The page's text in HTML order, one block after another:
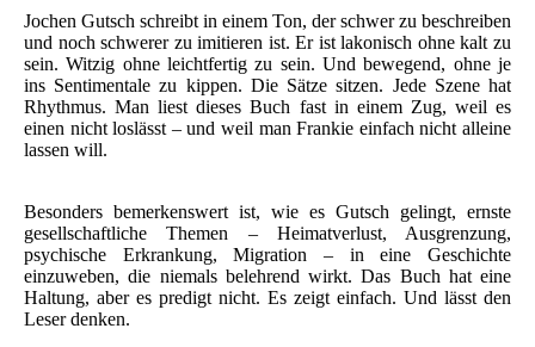
Jochen Gutsch schreibt in einem Ton, der schwer zu beschreiben
und noch schwerer zu imitieren ist. Er ist lakonisch ohne kalt zu
sein. Witzig ohne leichtfertig zu sein. Und bewegend, ohne je
ins Sentimentale zu kippen. Die Sätze sitzen. Jede Szene hat
Rhythmus. Man liest dieses Buch fast in einem Zug, weil es
einen nicht loslässt – und weil man Frankie einfach nicht alleine
lassen will.
Besonders bemerkenswert ist, wie es Gutsch gelingt, ernste
gesellschaftliche Themen – Heimatverlust, Ausgrenzung,
psychische Erkrankung, Migration – in eine Geschichte
einzuweben, die niemals belehrend wirkt. Das Buch hat eine
Haltung, aber es predigt nicht. Es zeigt einfach. Und lässt den
Leser denken.